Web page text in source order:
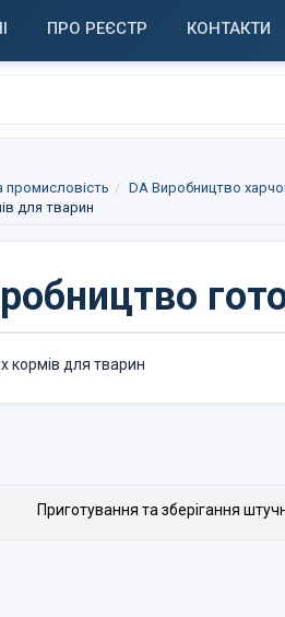
ПРО РЕЄСТР КОНТАКТИ
промисловість
DA Виробництво
для тварин
кормів для тварин
Приготування та зберігання